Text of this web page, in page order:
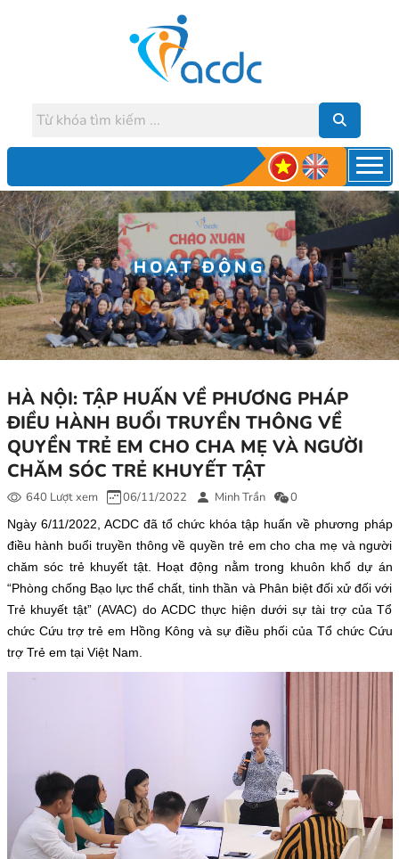
HOẠT ĐỘNG
HÀ NỘI: TẬP HUẤN VỀ PHƯƠNG PHÁP
ĐIỀU HÀNH BUỔI TRUYỀN THÔNG VỀ
QUYỀN TRẺ EM CHO CHA MẸ VÀ NGƯỜI
CHĂM SÓC TRẺ KHUYẾT TẬT
640 Lượt xem 06/11/2022 Minh Trần 0
Ngày 6/11/2022, ACDC đã tổ chức khóa tập huấn về phương pháp
điều hành buổi truyền thông về quyền trẻ em cho cha mẹ và người
chăm sóc trẻ khuyết tật. Hoạt động nằm trong khuôn khổ dự án
“Phòng chống Bạo lực thể chất, tinh thần và Phân biệt đối xử đối với
Trẻ khuyết tật” (AVAC) do ACDC thực hiện dưới sự tài trợ của Tổ
chức Cứu trợ trẻ em Hồng Kông và sự điều phối của Tổ chức Cứu
trợ Trẻ em tại Việt Nam.